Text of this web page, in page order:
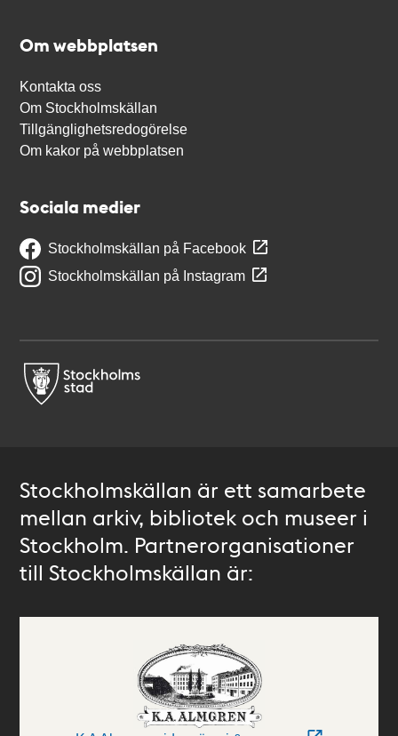
Om webbplatsen
Kontakta oss
Om Stockholmskällan
Tillgänglighetsredogörelse
Om kakor på webbplatsen
Sociala medier
Stockholmskällan på Facebook
Stockholmskällan på Instagram
Stockholmskällan är ett samarbete
mellan arkiv, bibliotek och museer i
Stockholm. Partnerorganisationer
till Stockholmskällan är: